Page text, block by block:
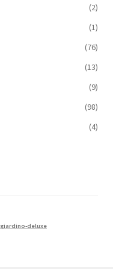
(2)
(1)
(76)
(13)
(9)
(98)
(4)
giardino-deluxe